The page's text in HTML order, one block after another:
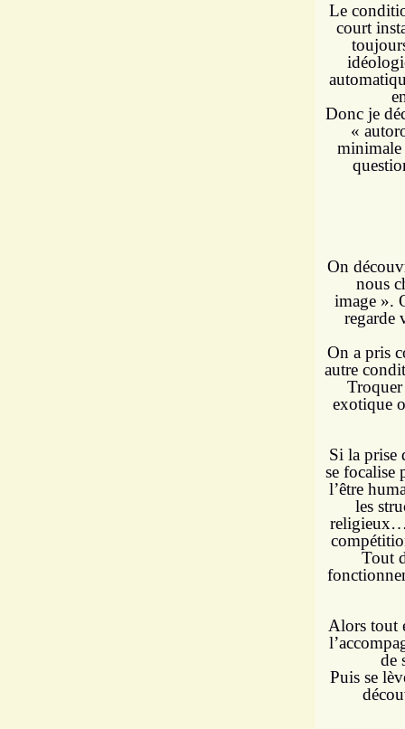
Le
court
Donc je
«
minimale
On
nous
image ».
regarde
On a pris
autre
exotique
Si la prise
se focalise
l’être
les
religieux…
Tout
Alors tout
de
Puis se